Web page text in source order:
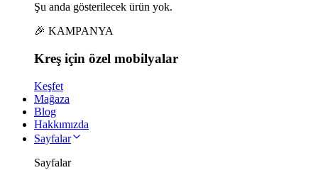
Şu anda gösterilecek ürün yok.
🎉 KAMPANYA
Kreş için özel mobilyalar
Keşfet
Mağaza
Blog
Hakkımızda
Sayfalar
Sayfalar